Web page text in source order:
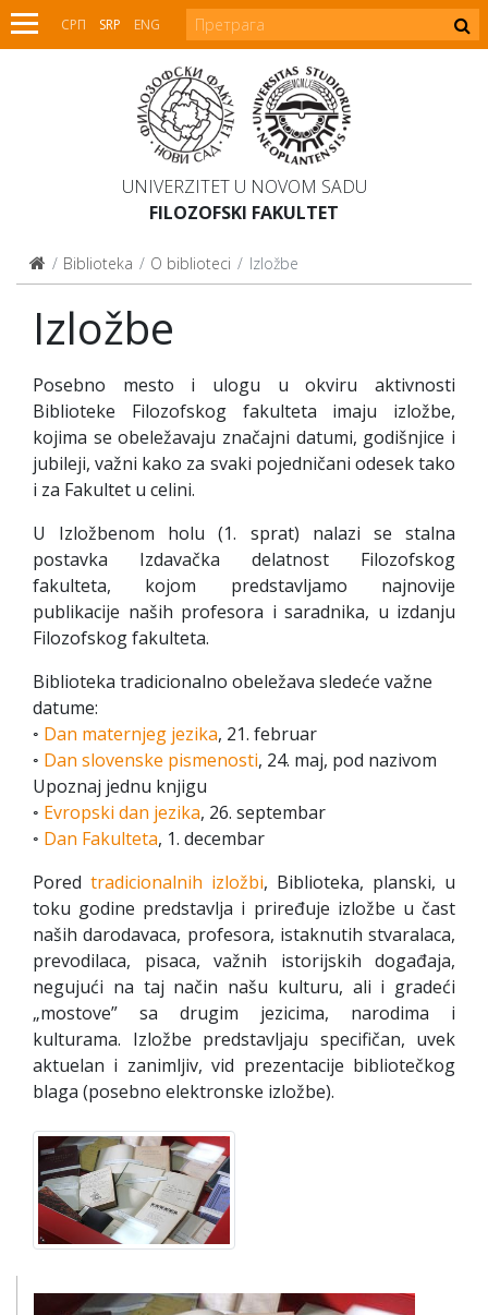
СРП SRP ENG
UNIVERZITET U NOVOM SADU
FILOZOFSKI FAKULTET
Biblioteka O biblioteci Izložbe
Izložbe
Posebno mesto i ulogu u okviru aktivnosti
Biblioteke Filozofskog fakulteta imaju izložbe,
kojima se obeležavaju značajni datumi, godišnjice i
jubileji, važni kako za svaki pojedničani odesek tako
i za Fakultet u celini.
U Izložbenom holu (1. sprat) nalazi se stalna
postavka Izdavačka delatnost Filozofskog
fakulteta, kojom predstavljamo najnovije
publikacije naših profesora i saradnika, u izdanju
Filozofskog fakulteta.
Biblioteka tradicionalno obeležava sledeće važne
datume:
◦ Dan maternjeg jezika, 21. februar
◦ Dan slovenske pismenosti, 24. maj, pod nazivom
Upoznaj jednu knjigu
◦ Evropski dan jezika, 26. septembar
◦ Dan Fakulteta, 1. decembar
Pored tradicionalnih izložbi, Biblioteka, planski, u
toku godine predstavlja i priređuje izložbe u čast
naših darodavaca, profesora, istaknutih stvaralaca,
prevodilaca, pisaca, važnih istorijskih događaja,
negujući na taj način našu kulturu, ali i gradeći
„mostove” sa drugim jezicima, narodima i
kulturama. Izložbe predstavljaju specifičan, uvek
aktuelan i zanimljiv, vid prezentacije bibliotečkog
blaga (posebno elektronske izložbe).